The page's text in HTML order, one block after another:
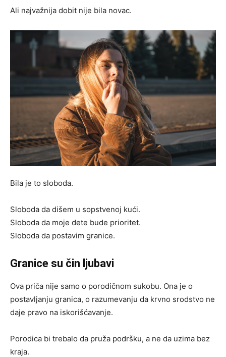
Ali najvažnija dobit nije bila novac.
Bila je to sloboda.
Sloboda da dišem u sopstvenoj kući.
Sloboda da moje dete bude prioritet.
Sloboda da postavim granice.
Granice su čin ljubavi
Ova priča nije samo o porodičnom sukobu. Ona je o
postavljanju granica, o razumevanju da krvno srodstvo ne
daje pravo na iskorišćavanje.
Porodica bi trebalo da pruža podršku, a ne da uzima bez
kraja.